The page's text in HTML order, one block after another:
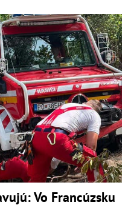
Vo Francúzsku